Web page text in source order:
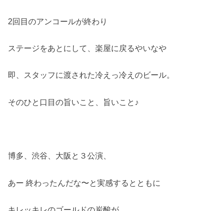
2回目のアンコールが終わり
ステージをあとにして、楽屋に戻るやいなや
即、スタッフに渡された冷えっ冷えのビール。
そのひと口目の旨いこと、旨いこと♪
博多、渋谷、大阪と３公演、
あー 終わったんだな〜と実感するとともに